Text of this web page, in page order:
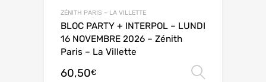
ZÉNITH PARIS – LA VILLETTE
BLOC PARTY + INTERPOL – LUNDI
16 NOVEMBRE 2026 – Zénith
Paris – La Villette
60,50€